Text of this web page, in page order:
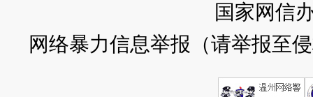
国家网信
网络暴力信息举报（请举报至